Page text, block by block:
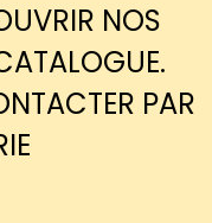
NOS
PAR